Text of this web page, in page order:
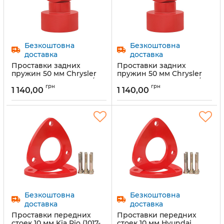
Безкоштовна
доставка
Проставки задних
пружин 50 мм Chrysler
Pacifica,CS (1029-15-011/50)
Артикул: 1029-15-011/50
1 140,00 грн
Безкоштовна
доставка
Проставки задних
пружин 50 мм Chrysler
Cruiser, PT (1029-15-010/50)
Артикул: 1029-15-010/50
1 140,00 грн
Безкоштовна
доставка
Проставки передних
Безкоштовна
доставка
Проставки передних